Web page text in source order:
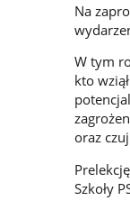
Na
W tym
kto
oraz
Szkoły